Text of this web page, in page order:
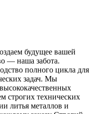
будущее вашей
— наша забота.
полного цикла для
задач. Мы
строгих технических
литья металлов и